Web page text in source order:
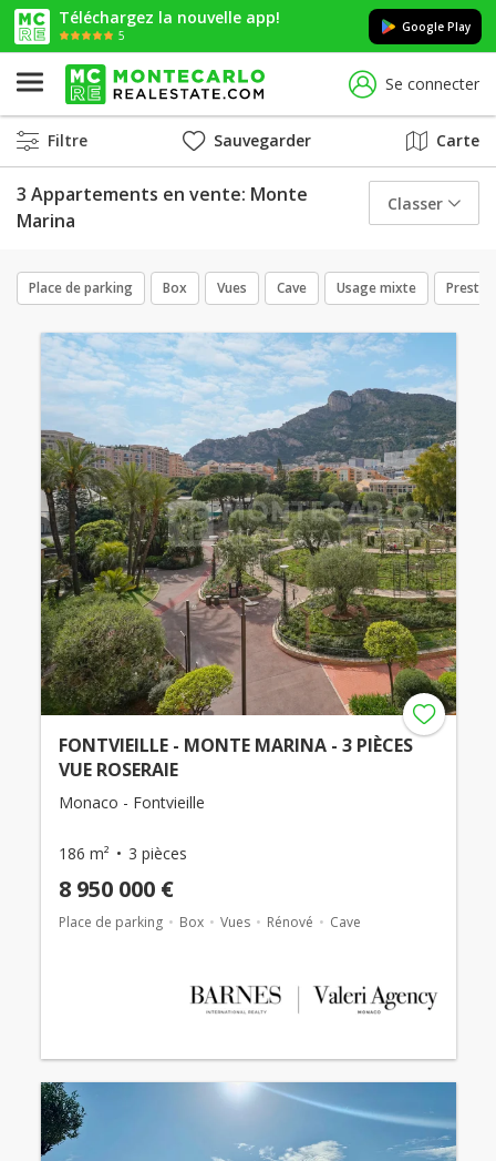
Téléchargez la nouvelle app!
5
Google Play
Se connecter
Filtre Sauvegarder Carte
3 Appartements en vente: Monte
Marina
Classer
Place de parking Box Vues Cave Usage mixte
FONTVIEILLE - MONTE MARINA - 3 PIÈCES
VUE ROSERAIE
Monaco - Fontvieille
186 m² 3 pièces
8 950 000 €
Place de parking Box Vues Rénové Cave